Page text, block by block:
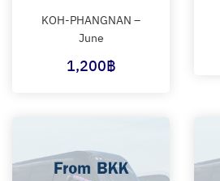
KOH-PHANGNAN –
June
1,200฿